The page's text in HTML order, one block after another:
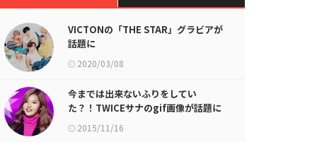
VICTONの「THE STAR」グラビアが
話題に
2020/03/08
今までは出来ないふりをしてい
た？！TWICEサナのgif画像が話題に
2015/11/16